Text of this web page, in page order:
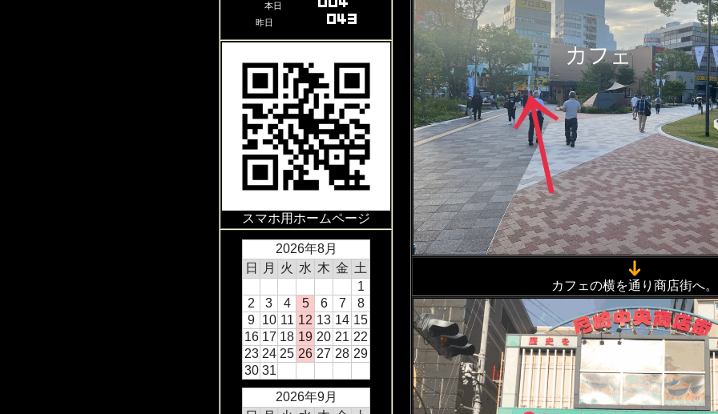
カフェの横を通り商店街へ。
本日
昨日
スマホ用ホームページ
2026年8月
日
月 火 水 木 金 土
1
2
3 4 5 6 7
8
9 10 11 12 13 14 15
16 17 18 19 20 21 22
23 24 25 26 27 28 29
30 31
2026年9月